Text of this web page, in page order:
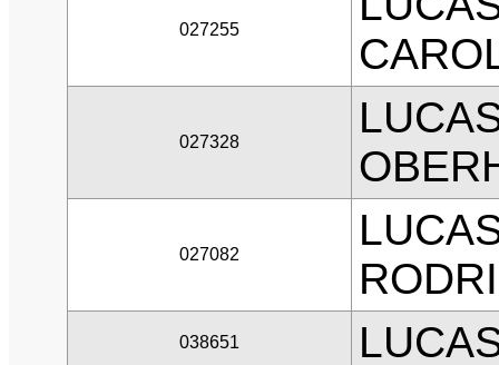
027255
027328
027082
038651